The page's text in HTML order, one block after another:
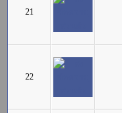
21
22